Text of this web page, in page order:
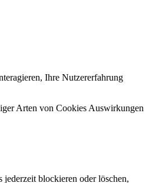
Ihre Nutzererfahrung
Arten von Cookies Auswirkungen
blockieren oder löschen,